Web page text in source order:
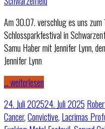
Am 30.07. verschlug es uns zum
Schlossparkfestival in
Samu Haber mit Jennifer Lynn,
Jennifer Lynn
… weiterlesen
24. Juli 202524. Juli 2025
Cancer,Convictive, Lacrimas